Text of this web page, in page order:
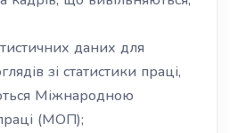
даних для
зі статистики праці,
Міжнародною
(МОП);